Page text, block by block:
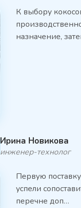
К выбору
назначение,
Ирина Новикова
инженер-технолог
Первую
успели
перечне доп…